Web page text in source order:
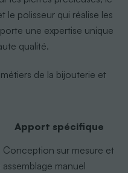
le polisseur qui réalise les
une expertise unique
qualité.
de la bijouterie et
Apport spécifique
Conception sur mesure et
assemblage manuel